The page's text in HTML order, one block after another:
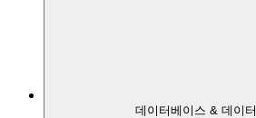
데이터베이스 & 데이터